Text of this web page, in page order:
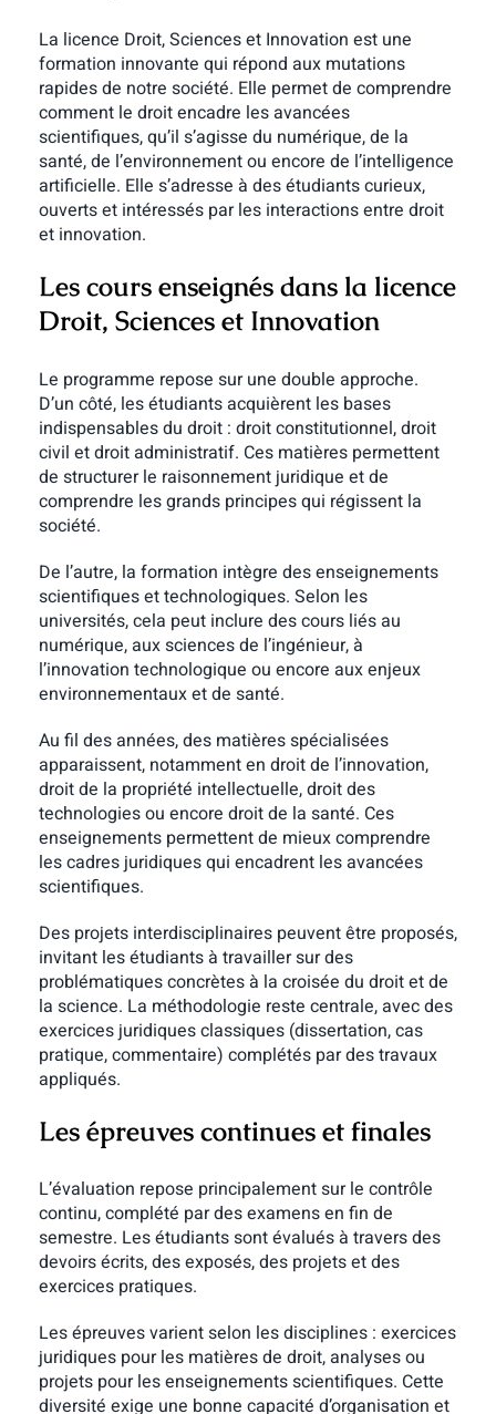
La licence Droit, Sciences et Innovation est une
formation innovante qui répond aux mutations
rapides de notre société. Elle permet de comprendre
comment le droit encadre les avancées
scientifiques, qu’il s’agisse du numérique, de la
santé, de l’environnement ou encore de l’intelligence
artificielle. Elle s’adresse à des étudiants curieux,
ouverts et intéressés par les interactions entre droit
et innovation.
Les cours enseignés dans la licence
Droit, Sciences et Innovation
Le programme repose sur une double approche.
D’un côté, les étudiants acquièrent les bases
indispensables du droit : droit constitutionnel, droit
civil et droit administratif. Ces matières permettent
de structurer le raisonnement juridique et de
comprendre les grands principes qui régissent la
société.
De l’autre, la formation intègre des enseignements
scientifiques et technologiques. Selon les
universités, cela peut inclure des cours liés au
numérique, aux sciences de l’ingénieur, à
l’innovation technologique ou encore aux enjeux
environnementaux et de santé.
Au fil des années, des matières spécialisées
apparaissent, notamment en droit de l’innovation,
droit de la propriété intellectuelle, droit des
technologies ou encore droit de la santé. Ces
enseignements permettent de mieux comprendre
les cadres juridiques qui encadrent les avancées
scientifiques.
Des projets interdisciplinaires peuvent être proposés,
invitant les étudiants à travailler sur des
problématiques concrètes à la croisée du droit et de
la science. La méthodologie reste centrale, avec des
exercices juridiques classiques (dissertation, cas
pratique, commentaire) complétés par des travaux
appliqués.
Les épreuves continues et finales
L’évaluation repose principalement sur le contrôle
continu, complété par des examens en fin de
semestre. Les étudiants sont évalués à travers des
devoirs écrits, des exposés, des projets et des
exercices pratiques.
Les épreuves varient selon les disciplines : exercices
juridiques pour les matières de droit, analyses ou
projets pour les enseignements scientifiques. Cette
diversité exige une bonne capacité d’organisation et